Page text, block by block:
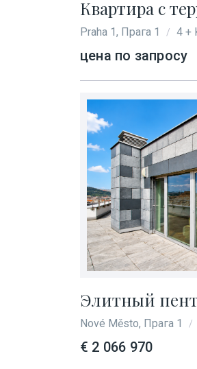
Квартира с
Praha 1, Прага 1 / 4 +
цена по запросу
Элитный
Nové Město, Прага 1 /
€ 2 066 970